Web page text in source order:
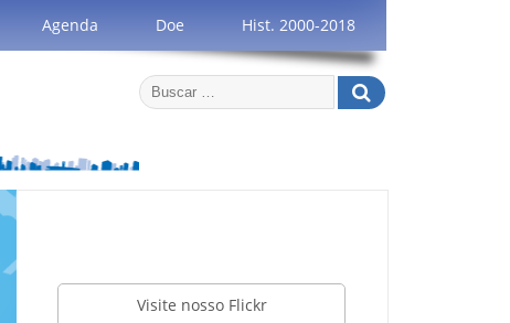
Agenda Doe Hist. 2000-2018
Visite nosso Flickr